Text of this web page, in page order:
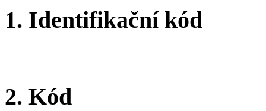
1. Identifikační kód
2. Kód